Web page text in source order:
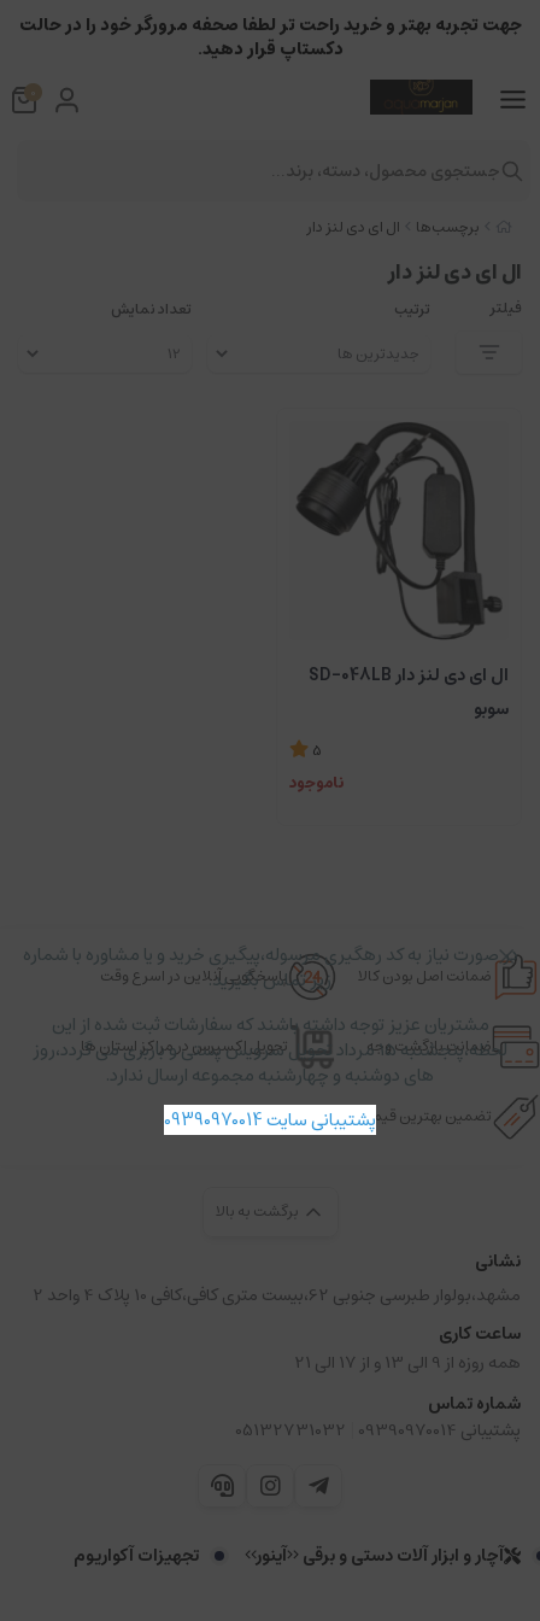
برچسب‌ها ال ای دی لنز دار
ال ای دی لنز دار
فیلتر ترتیب تعداد نمایش
ال ای دی لنز دار SD-048LB
سوبو
5
ناموجود
ضمانت اصل بودن کالا پاسخگویی آنلاین در اسرع وقت
ضمانت بازگشت وجه تحویل اکسپرس در مراکز استان ها
تضمین بهترین قیمت
برگشت به بالا
نشانی
مشهد،بولوار طبرسی جنوبی 62،بیست متری کافی،کافی 10 پلاک 4 واحد 2
ساعت کاری
همه روزه از 9 الی 13 و از 17 الی 21
شماره تماس
پشتیبانی 09390970014
05132731032
آچار و ابزار آلات دستی و برقی <<آینور>> تجهیزات آکواریوم
جهت تجربه بهتر و خرید راحت تر لطفا صحفه مرورگر خود را در حالت
دکستاپ قرار دهید.
0
جستجوی محصول، دسته، برند...
در صورت نیاز به کد رهگیری مرسوله،پیگیری خرید و یا مشاوره با شماره
زیر تماس بگیرید.
مشتریان عزیز توجه داشته باشند که سفارشات ثبت شده از این
لحظه،پنجشنبه ۱۵ مرداد تحویل سرویس پستی و باربری می گردد،روز
های دوشنبه و چهارشنبه مجموعه ارسال ندارد.
پشتیبانی سایت 09390970014